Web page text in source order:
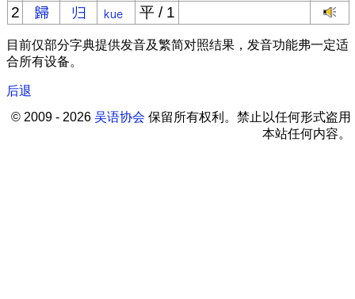
2
平 / 1
目前仅部分字典提供发音及繁简对照结果，发音功能弗一定适
合所有设备。
后退
© 2009 - 2026吴语协会 保留所有权利。禁止以任何形式盗用
本站任何内容。